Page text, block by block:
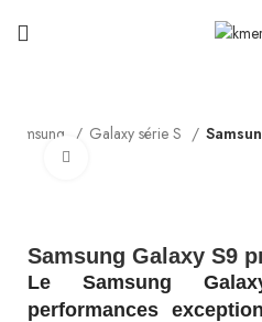
Samsung Galaxy série S
Samsung Galaxy S9
Le Samsung
performances